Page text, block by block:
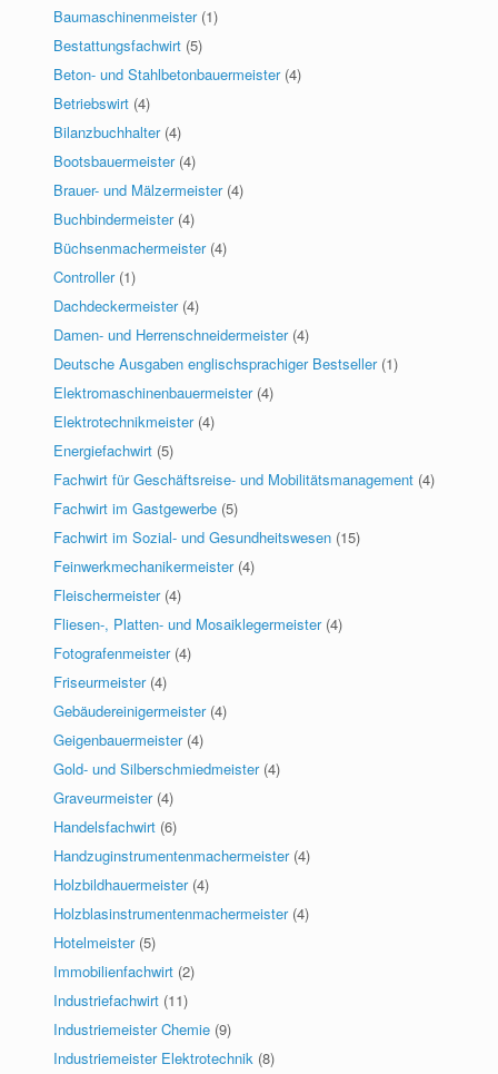
Baumaschinenmeister (1)
Bestattungsfachwirt (5)
Beton- und Stahlbetonbauermeister (4)
Betriebswirt (4)
Bilanzbuchhalter (4)
Bootsbauermeister (4)
Brauer- und Mälzermeister (4)
Buchbindermeister (4)
Büchsenmachermeister (4)
Controller (1)
Dachdeckermeister (4)
Damen- und Herrenschneidermeister (4)
Deutsche Ausgaben englischsprachiger Bestseller (1)
Elektromaschinenbauermeister (4)
Elektrotechnikmeister (4)
Energiefachwirt (5)
Fachwirt für Geschäftsreise- und Mobilitätsmanagement (4)
Fachwirt im Gastgewerbe (5)
Fachwirt im Sozial- und Gesundheitswesen (15)
Feinwerkmechanikermeister (4)
Fleischermeister (4)
Fliesen-, Platten- und Mosaiklegermeister (4)
Fotografenmeister (4)
Friseurmeister (4)
Gebäudereinigermeister (4)
Geigenbauermeister (4)
Gold- und Silberschmiedmeister (4)
Graveurmeister (4)
Handelsfachwirt (6)
Handzuginstrumentenmachermeister (4)
Holzbildhauermeister (4)
Holzblasinstrumentenmachermeister (4)
Hotelmeister (5)
Immobilienfachwirt (2)
Industriefachwirt (11)
Industriemeister Chemie (9)
Industriemeister Elektrotechnik (8)